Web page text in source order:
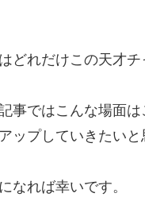
どれだけこの天才チ
事ではこんな場面
ップしていきたいと
なれば幸いです。